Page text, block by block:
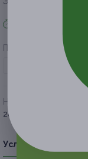
Поделиться с
Начало действия
20 августа 2020 г.
Условия